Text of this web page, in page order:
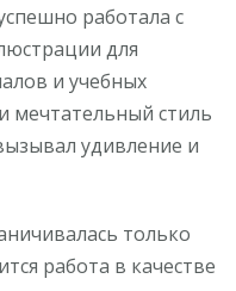
работала с
для
и учебных
мечтательный стиль
удивление и
только
работа в качестве